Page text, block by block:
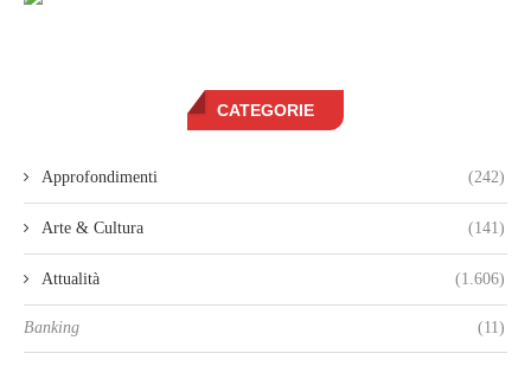
CATEGORIE
Approfondimenti (242)
Arte & Cultura (141)
Attualità (1.606)
Banking (11)